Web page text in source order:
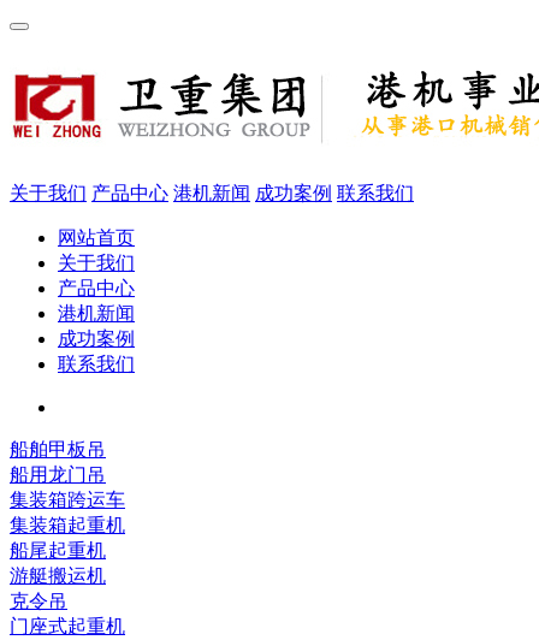
关于我们 产品中心 港机新闻 成功案例 联系我们
网站首页
关于我们
产品中心
港机新闻
成功案例
联系我们
船舶甲板吊
船用龙门吊
集装箱跨运车
集装箱起重机
船尾起重机
游艇搬运机
克令吊
门座式起重机